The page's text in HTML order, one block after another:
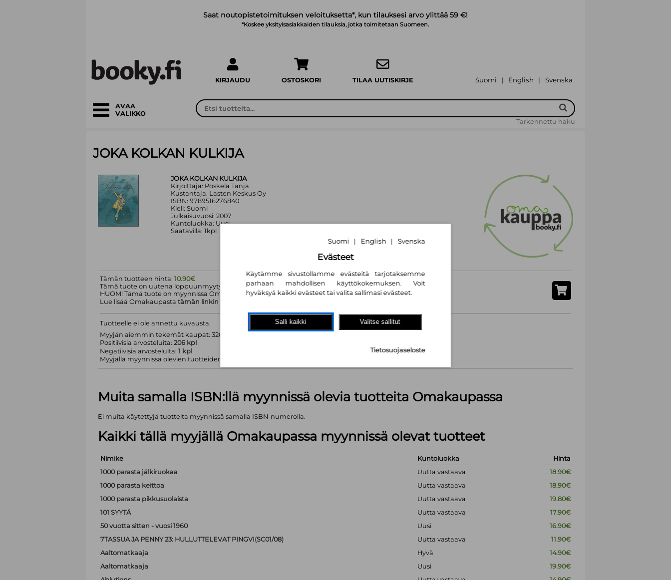
Saat noutopistetoimituksen veloituksetta*, kun tilauksesi arvo ylittää 59 €!
*Koskee yksityisasiakkaiden tilauksia, jotka toimitetaan Suomeen.
KIRJAUDU OSTOSKORI TILAA UUTISKIRJE Suomi | English | Svenska
AVAA
VALIKKO
Tarkennettu haku
JOKA KOLKAN KULKIJA
JOKA KOLKAN KULKIJA
Kirjoittaja: Poskela Tanja
Kustantaja: Lasten Keskus Oy
ISBN: 9789516276840
Kieli: Suomi
Julkaisuvuosi: 2007
Kuntoluokka: Uusi
Saatavilla: 1kpl
Tämän tuotteen hinta: 10.90€
Tämä tuote on uutena loppuunmyyty.
HUOM! Tämä tuote on myynnissä Omakaupassa
Lue lisää Omakaupasta tämän linkin
Tuotteelle ei ole annettu kuvausta.
Myyjän aiemmin tekemät kaupat: 320 kpl
Positiivisia arvosteluita: 206 kpl
Negatiivisia arvosteluita: 1 kpl
Myyjällä myynnissä olevien tuotteiden määrä (kts. alla): 629 kpl
Muita samalla ISBN:llä myynnissä olevia tuotteita Omakaupassa
Ei muita käytettyjä tuotteita myynnissä samalla ISBN-numerolla.
Kaikki tällä myyjällä Omakaupassa myynnissä olevat tuotteet
Nimike Kuntoluokka
Hinta
1000 parasta jälkiruokaa
Uutta vastaava
18.90€
1000 parasta keittoa
Uutta vastaava
18.90€
1000 parasta pikkusuolaista
Uutta vastaava
19.80€
101 SYYTÄ
Uutta vastaava
17.90€
50 vuotta sitten - vuosi 1960
Uusi
16.90€
7TASSUA JA PENNY 23: HULLUTTELEVAT PINGVI(SC01/08)
Uutta vastaava
11.90€
Aaltomatkaaja
Hyvä
14.90€
Aaltomatkaaja
Uusi
19.90€
Suomi | English | Svenska
Evästeet
Käytämme sivustollamme evästeitä tarjotaksemme
parhaan mahdollisen käyttökokemuksen. Voit
hyväksyä kaikki evästeet tai valita sallimasi evästeet.
Salli kaikki Valitse sallitut
Tietosuojaseloste